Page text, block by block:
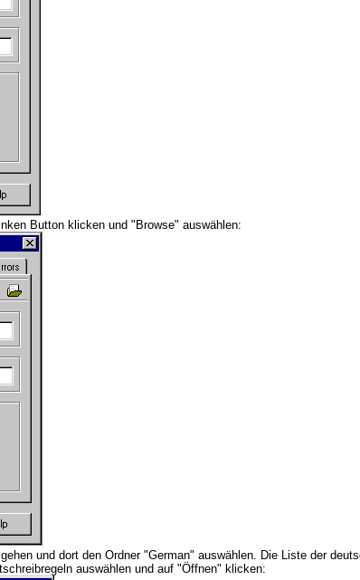
Button klicken und "Browse" auswählen:
und dort den Ordner "German" auswählen. Die Liste der
auswählen und auf "Öffnen" klicken: